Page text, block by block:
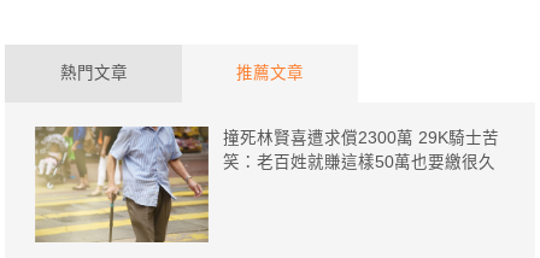
熱門文章 推薦文章
撞死林賢喜遭求償2300萬 29K騎士苦
笑：老百姓就賺這樣50萬也要繳很久